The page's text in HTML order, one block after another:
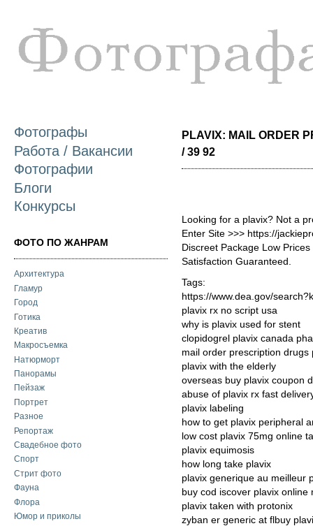
Фотографы
Работа / Вакансии
Фотографии
Блоги
Конкурсы
ФОТО ПО ЖАНРАМ
Архитектура
Гламур
Город
Готика
Креатив
Макросъемка
Натюрморт
Панорамы
Пейзаж
Портрет
Разное
Репортаж
Свадебное фото
Спорт
Стрит фото
Фауна
Флора
Юмор и приколы
PLAVIX: MAIL ORDER
/ 39 92
Looking for a plavix? Not a
Enter Site >>> https://
Discreet Package Low
Satisfaction Guaranteed.
Tags:
https://www.dea.gov/
plavix rx no script usa
why is plavix used for stent
clopidogrel plavix canada
mail order prescription drugs
plavix with the elderly
overseas buy plavix coupon
abuse of plavix rx fast
plavix labeling
how to get plavix peripheral
low cost plavix 75mg online
plavix equimosis
how long take plavix
plavix generique au meilleur
buy cod iscover plavix online
plavix taken with protonix
zyban er generic at flbuy